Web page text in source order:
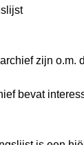
zijn
bevat